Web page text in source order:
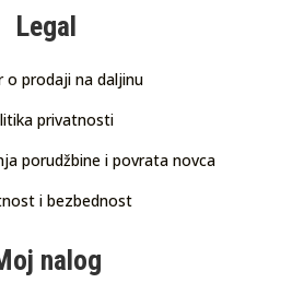
Legal
o prodaji na daljinu
privatnosti
porudžbine i povrata novca
i bezbednost
nalog